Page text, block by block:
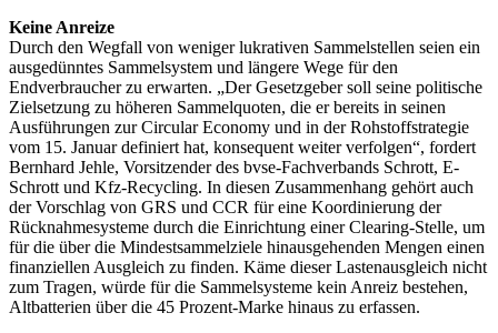
Keine Anreize
Durch den Wegfall von weniger lukrativen Sammelstellen seien ein
ausgedünntes Sammelsystem und längere Wege für den
Endverbraucher zu erwarten. „Der Gesetzgeber soll seine politische
Zielsetzung zu höheren Sammelquoten, die er bereits in seinen
Ausführungen zur Circular Economy und in der Rohstoffstrategie
vom 15. Januar definiert hat, konsequent weiter verfolgen“, fordert
Bernhard Jehle, Vorsitzender des bvse-Fachverbands Schrott, E-
Schrott und Kfz-Recycling. In diesen Zusammenhang gehört auch
der Vorschlag von GRS und CCR für eine Koordinierung der
Rücknahmesysteme durch die Einrichtung einer Clearing-Stelle, um
für die über die Mindestsammelziele hinausgehenden Mengen einen
finanziellen Ausgleich zu finden. Käme dieser Lastenausgleich nicht
zum Tragen, würde für die Sammelsysteme kein Anreiz bestehen,
Altbatterien über die 45 Prozent-Marke hinaus zu erfassen.